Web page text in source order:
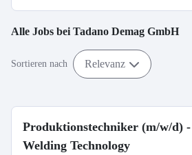
Alle Jobs bei Tadano Demag GmbH
Sortieren nach Relevanz
Produktionstechniker (m/w/d) -
Welding Technology